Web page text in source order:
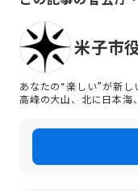
米子市
あなたの“楽しい”が新しい米子をつくる
高峰の大山、北に日本海
きました。そのため、
受け入れる気質があります。 米子市は新しい取り組みをた
ていますが、時代は常